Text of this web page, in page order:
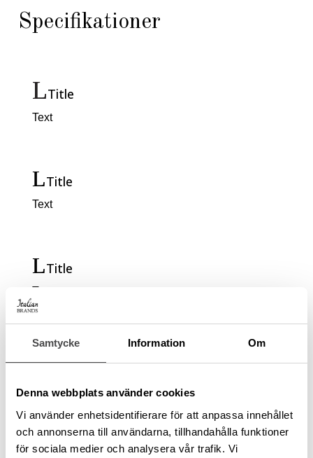
Samtycke Information Om
Denna webbplats använder cookies
Vi använder enhetsidentifierare för att anpassa innehållet
och annonserna till användarna, tillhandahålla funktioner
för sociala medier och analysera vår trafik. Vi
Specifikationer
Title
Text
Title
Text
Title
Text
Title